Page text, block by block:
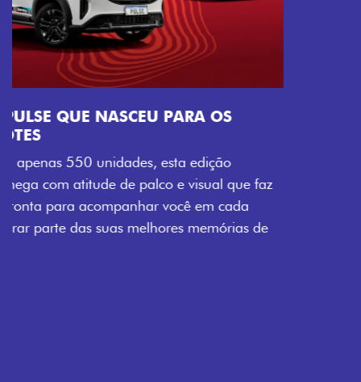
VISUAL COM ENERGIA LOLLABR
Se liga no que compõe a identidade exclusiva do
festival: série numerada, adesivo lateral LollaBR e a
soleira temática que reforçam a exclusividade,
enquanto os detalhes escurecidos, o teto bicolor e as
rodas de liga-leve aro 16” em preto brilhante
Previous
Next
Próximo